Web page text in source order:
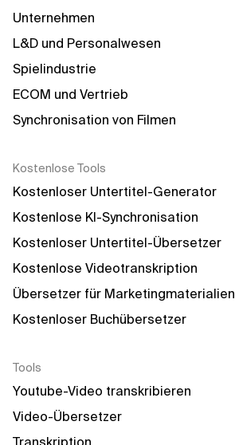
Unternehmen
L&D und Personalwesen
Spielindustrie
ECOM und Vertrieb
Synchronisation von Filmen
Kostenlose Tools
Kostenloser Untertitel-Generator
Kostenlose KI-Synchronisation
Kostenloser Untertitel-Übersetzer
Kostenlose Videotranskription
Übersetzer für Marketingmaterialien
Kostenloser Buchübersetzer
Tools
Youtube-Video transkribieren
Video-Übersetzer
Transkription